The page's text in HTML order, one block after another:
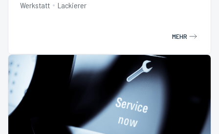
Werkstatt Lackierer
MEHR